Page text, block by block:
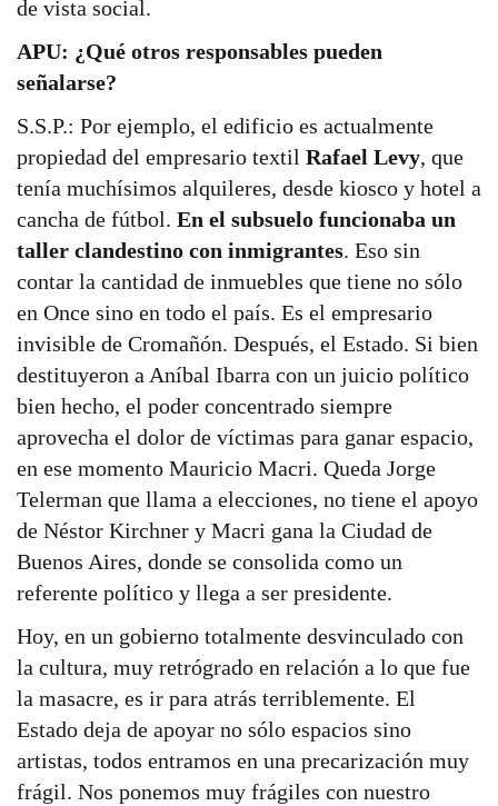
de vista social.
APU: ¿Qué otros responsables pueden
señalarse?
S.S.P.: Por ejemplo, el edificio es actualmente
propiedad del empresario textil Rafael Levy, que
tenía muchísimos alquileres, desde kiosco y hotel a
cancha de fútbol. En el subsuelo funcionaba un
taller clandestino con inmigrantes. Eso sin
contar la cantidad de inmuebles que tiene no sólo
en Once sino en todo el país. Es el empresario
invisible de Cromañón. Después, el Estado. Si bien
destituyeron a Aníbal Ibarra con un juicio político
bien hecho, el poder concentrado siempre
aprovecha el dolor de víctimas para ganar espacio,
en ese momento Mauricio Macri. Queda Jorge
Telerman que llama a elecciones, no tiene el apoyo
de Néstor Kirchner y Macri gana la Ciudad de
Buenos Aires, donde se consolida como un
referente político y llega a ser presidente.
Hoy, en un gobierno totalmente desvinculado con
la cultura, muy retrógrado en relación a lo que fue
la masacre, es ir para atrás terriblemente. El
Estado deja de apoyar no sólo espacios sino
artistas, todos entramos en una precarización muy
frágil. Nos ponemos muy frágiles con nuestro